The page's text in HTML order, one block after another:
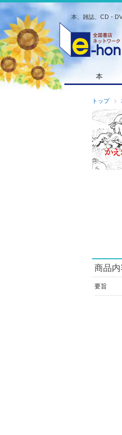
本、雑誌、CD・
本
トップ
商品内
要旨